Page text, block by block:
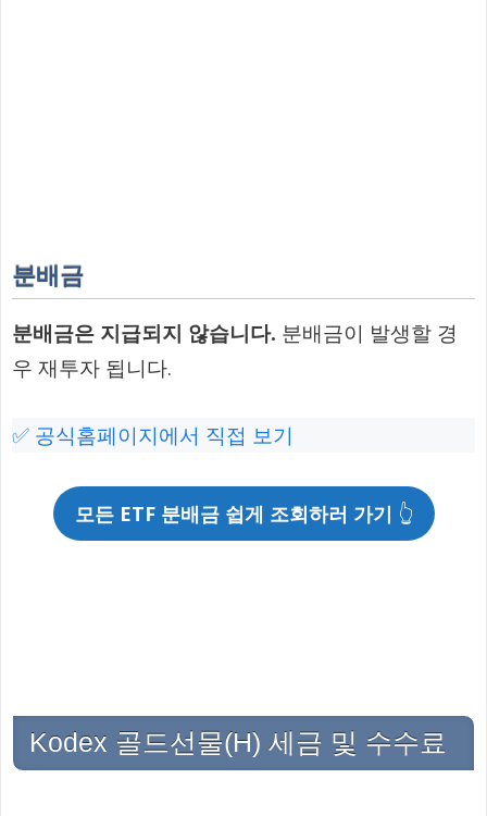
분배금
분배금은 지급되지 않습니다. 분배금이 발생할 경
우 재투자 됩니다.
✅ 공식홈페이지에서 직접 보기
모든 ETF 분배금 쉽게 조회하러 가기 👆
Kodex 골드선물(H) 세금 및 수수료